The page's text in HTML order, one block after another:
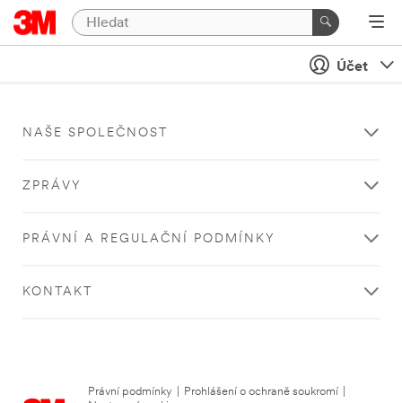
Účet
NAŠE SPOLEČNOST
ZPRÁVY
PRÁVNÍ A REGULAČNÍ PODMÍNKY
KONTAKT
Právní podmínky Prohlášení o ochraně soukromí